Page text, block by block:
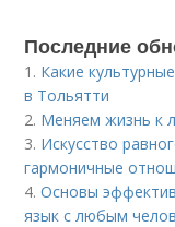
Последние
1. Какие
в Тольятти
2. Меняем жизнь к
3. Искусство
гармоничные
4.Основы
язык с любым